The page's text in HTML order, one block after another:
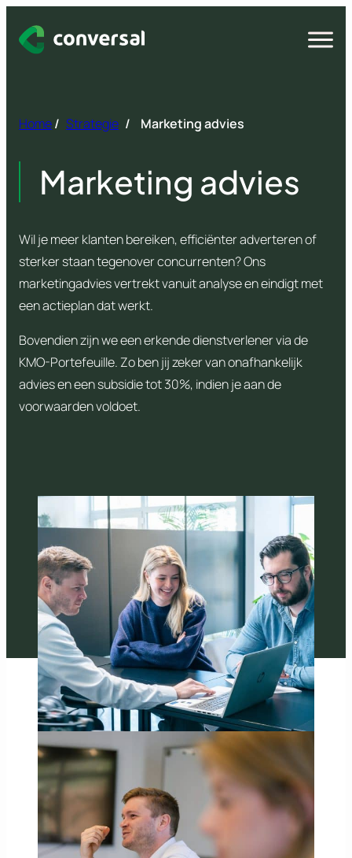
naar
Open
Home/ Strategie / Marketing advies
Marketing advies
Wil je meer klanten bereiken, efficiënter adverteren of
sterker staan tegenover concurrenten? Ons
marketingadvies vertrekt vanuit analyse en eindigt met
een actieplan dat werkt.
Bovendien zijn we een erkende dienstverlener via de
KMO-Portefeuille. Zo ben jij zeker van onafhankelijk
advies en een subsidie tot 30%, indien je aan de
voorwaarden voldoet.